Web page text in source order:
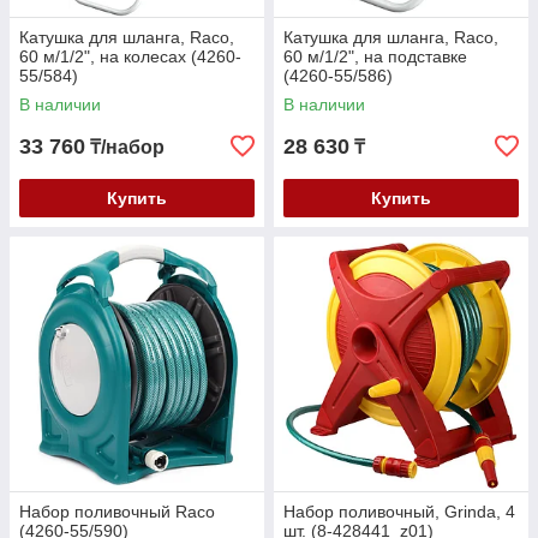
Катушка для шланга, Raco,
60 м/1/2", на колесах (4260-
55/584)
В наличии
33 760 ₸/набор
Купить
Катушка для шланга, Raco,
60 м/1/2", на подставке
(4260-55/586)
В наличии
28 630 ₸
Купить
Набор поливочный Raco
(4260-55/590)
Набор поливочный, Grinda, 4
шт. (8-428441_z01)